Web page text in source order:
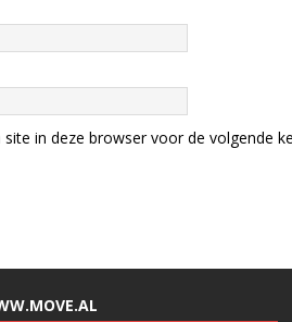
in deze browser voor de volgende